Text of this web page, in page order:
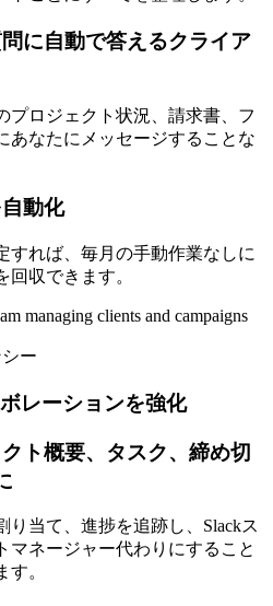
に自動で答えるクライア
プロジェクト状況、請求書、フ
あなたにメッセージすることな
動化
すれば、毎月の手動作業なしに
回収できます。
ー
レーションを強化
ト概要、タスク、締め切
り当て、進捗を追跡し、Slackス
マネージャー代わりにすること
。